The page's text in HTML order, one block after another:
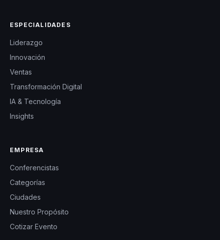
ESPECIALIDADES
Liderazgo
Innovación
Ventas
Transformación Digital
IA & Tecnología
Insights
EMPRESA
Conferencistas
Categorías
Ciudades
Nuestro Propósito
Cotizar Evento